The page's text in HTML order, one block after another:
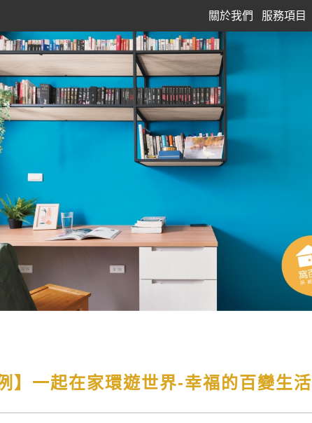
關於我們 服務項目
】一起在家環遊世界-幸福的百變生